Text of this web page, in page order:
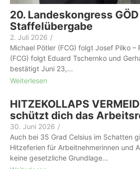
20. Landeskongress
Staffelübergabe
2. Juli 2026 /
Michael Pötler (FCG) folgt Josef Pilko –
(FCG) folgt Eduard Tschernko und
bestätigt Juni 23,...
Weiterlesen
HITZEKOLLAPS
schützt dich das
30. Juni 2026 /
Auch bei 35 Grad Celsius im Schatten
Hitzeferien für Arbeit­nehmer­innen und
keine gesetzliche Grundlage...